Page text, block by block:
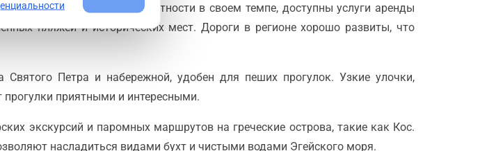
Бодрум и его окрестности в своем темпе, доступны услуги аренды
пляжей и исторических мест. Дороги в регионе хорошо развиты, что
Петра и набережной, удобен для пеших прогулок. Узкие улочки,
приятными и интересными.
экскурсий и паромных маршрутов на греческие острова, такие как Кос.
насладиться видами бухт и чистыми водами Эгейского моря.